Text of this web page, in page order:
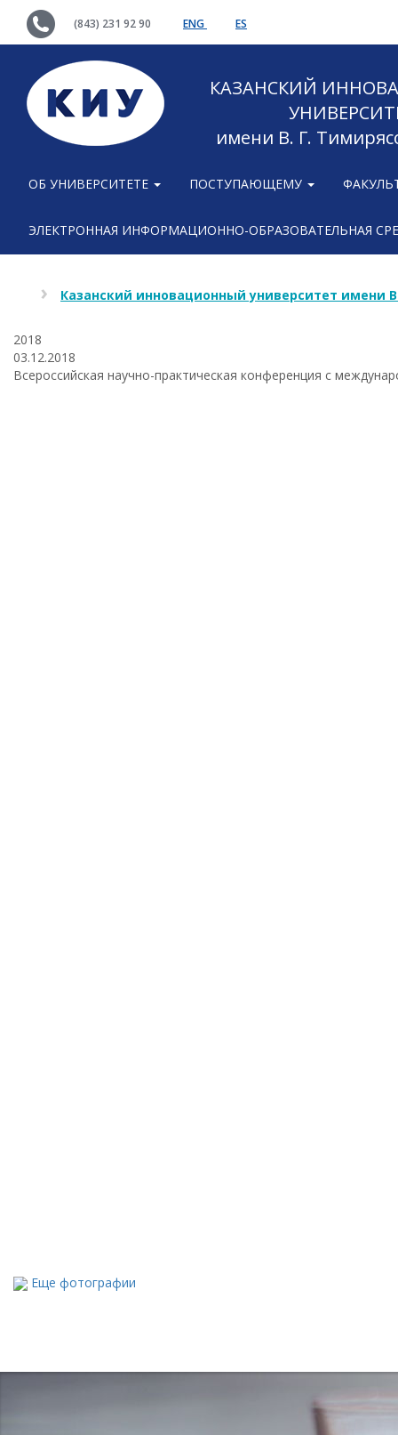
(843) 231 92 90 ENG ES
КАЗАНСКИЙ
имени В. Г.
ОБ УНИВЕРСИТЕТЕ ПОСТУПАЮЩЕМУ
ЭЛЕКТРОННАЯ ИНФОРМАЦИОННО-ОБРАЗОВАТЕЛЬНАЯ
Казанский инновационный университет имени
2018
03.12.2018
Всероссийская научно-практическая конференция с
Еще фотографии